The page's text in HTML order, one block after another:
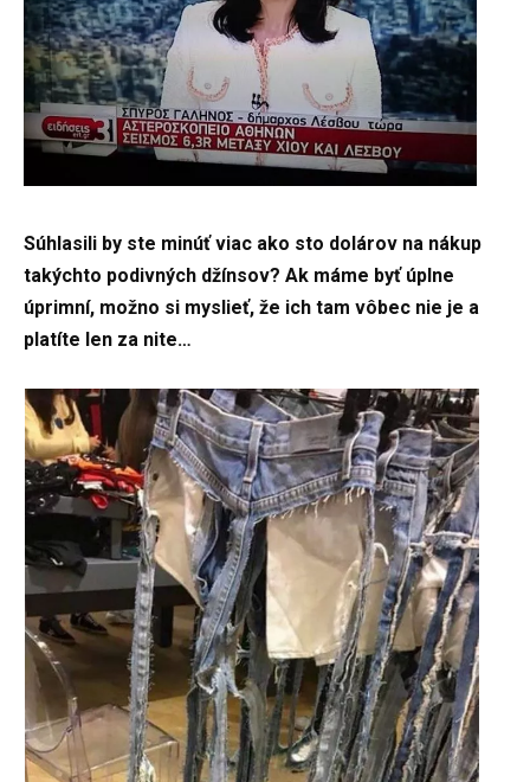
Súhlasili by ste minúť viac ako sto dolárov na nákup
takýchto podivných džínsov? Ak máme byť úplne
úprimní, možno si myslieť, že ich tam vôbec nie je a
platíte len za nite…